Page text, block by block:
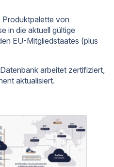
Produktpalette von
in die aktuell gültige
EU-Mitgliedstaates (plus
arbeitet zertifiziert,
aktualisiert.